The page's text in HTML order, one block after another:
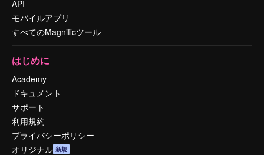
API
モバイルアプリ
すべてのMagnificツール
はじめに
Academy
ドキュメント
サポート
利用規約
プライバシーポリシー
オリジナル 新規